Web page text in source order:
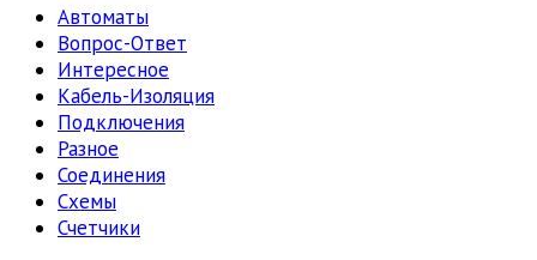
Автоматы
Вопрос-Ответ
Интересное
Кабель-Изоляция
Подключения
Разное
Соединения
Схемы
Счетчики